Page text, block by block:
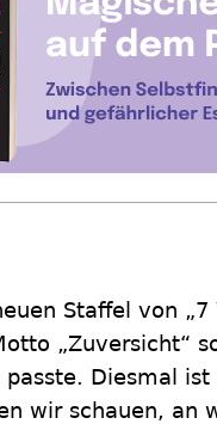
Staffel von „7
„Zuversicht“
passte. Diesmal
wir schauen, an